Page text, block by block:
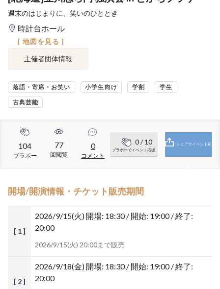
週末のはじまりに、笑いのひととき
時計台ホール
[ 地図を見る ]
主催者団体情報
落語・寄席・お笑い 小学生向け 学割 学生
古典芸能
104
ブラボー
77
回閲覧
0
コメント
0/ 10
ブラボーでイベント応援
シェアでイベント応
開場/開演情報・チケット販売期間
[ 1 ]
2026/9/15(火) 開場: 18:30 / 開始: 19:00 / 終了:
20:00
2026/9/15(火) 20:00まで販売
[ 2 ]
2026/9/18(金) 開場: 18:30 / 開始: 19:00 / 終了:
20:00